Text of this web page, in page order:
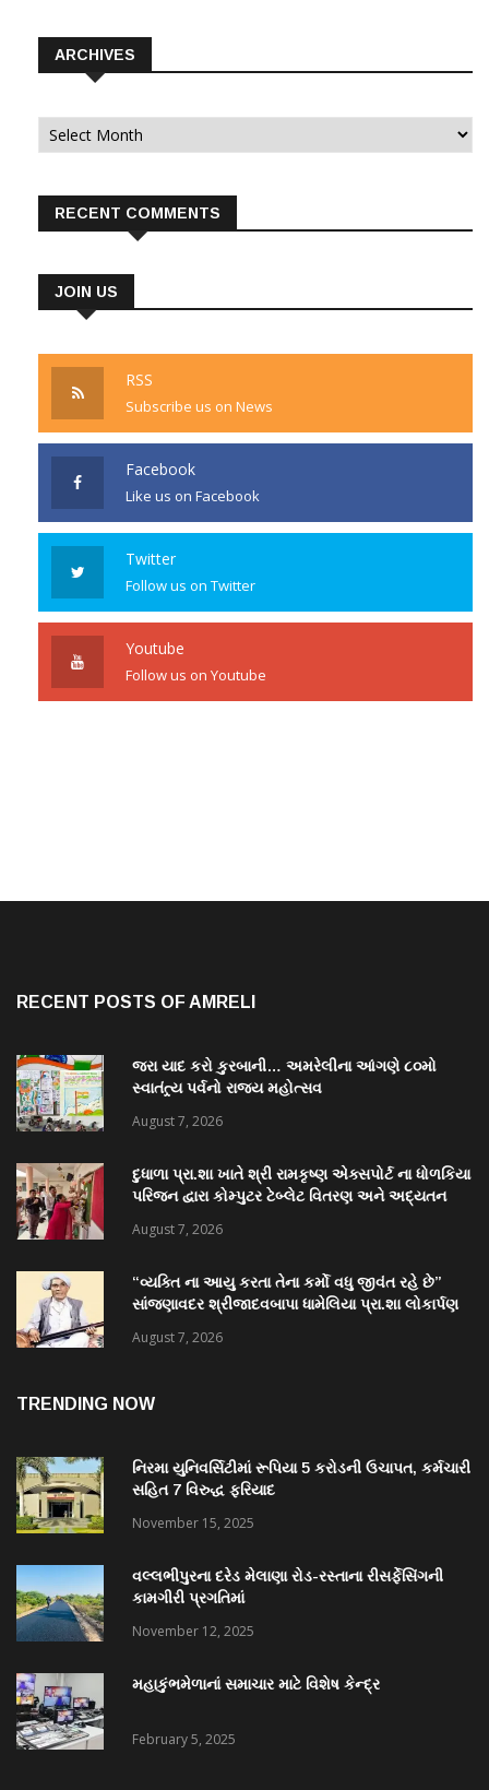
ARCHIVES
Archives
RECENT COMMENTS
JOIN US
RSS
Subscribe us on News
Facebook
Like us on Facebook
Twitter
Follow us on Twitter
Youtube
Follow us on Youtube
RECENT POSTS OF AMRELI
જરા યાદ કરો કુરબાની… અમરેલીના આંગણે ૮૦મો
સ્વાતંત્ર્ય પર્વનો રાજ્ય મહોત્સવ
August 7, 2026
દુધાળા પ્રા.શા ખાતે શ્રી રામકૃષ્ણ એક્સપોર્ટ ના ધોળકિયા
પરિજન દ્વારા કોમ્પુટર ટેબ્લેટ વિતરણ અને અદ્યતન
August 7, 2026
“વ્યક્તિ ના આયુ કરતા તેના કર્મો વધુ જીવંત રહે છે”
સાંજણાવદર શ્રીજાદવબાપા ધામેલિયા પ્રા.શા લોકાર્પણ
August 7, 2026
TRENDING NOW
નિરમા યુનિવર્સિટીમાં રૂપિયા 5 કરોડની ઉચાપત, કર્મચારી
સહિત 7 વિરુદ્ધ ફરિયાદ
November 15, 2025
વલ્લભીપુરના દરેડ મેલાણા રોડ-રસ્તાના રીસર્ફેસિંગની
કામગીરી પ્રગતિમાં
November 12, 2025
મહાકુંભમેળાનાં સમાચાર માટે વિશેષ કેન્દ્ર
February 5, 2025